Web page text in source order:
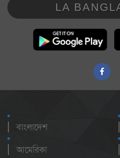
LA
বাংলাদেশ
আমেরিকা